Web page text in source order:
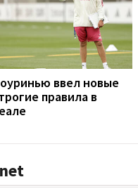
ввел новые
правила в